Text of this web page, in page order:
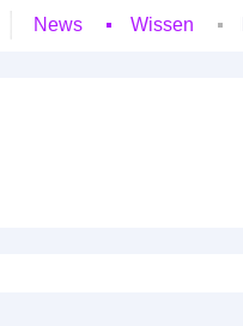
News Wissen